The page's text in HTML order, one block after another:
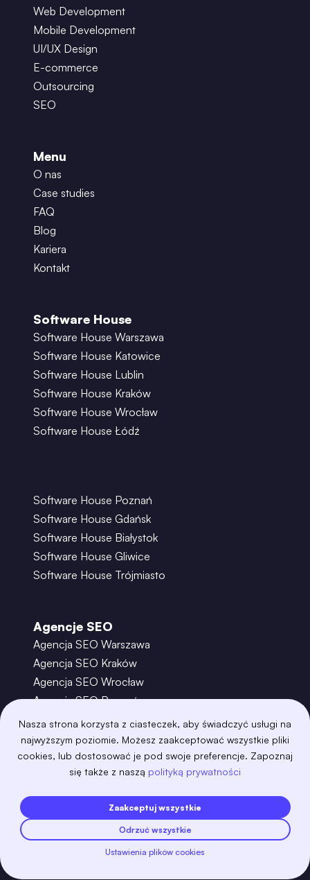
Nasza strona korzysta z ciasteczek, aby świadczyć usługi na
najwyższym poziomie. Możesz zaakceptować wszystkie pliki
cookies, lub dostosować je pod swoje preferencje. Zapoznaj
się także z naszą polityką prywatności
Zaakceptuj wszystkie
Odrzuć wszystkie
Ustawienia plików cookies
Web Development
Mobile Development
UI/UX Design
E-commerce
Outsourcing
SEO
Menu
O nas
Case studies
FAQ
Blog
Kariera
Kontakt
Software House
Software House Warszawa
Software House Katowice
Software House Lublin
Software House Kraków
Software House Wrocław
Software House Łódź
Software House Poznań
Software House Gdańsk
Software House Białystok
Software House Gliwice
Software House Trójmiasto
Agencje SEO
Agencja SEO Warszawa
Agencja SEO Kraków
Agencja SEO Wrocław
Agencja SEO Poznań
Agencja SEO Gdańsk
Agencja SEO Toruń
aws-amplify
aws-cloudfront
aws-lambda
axios azure